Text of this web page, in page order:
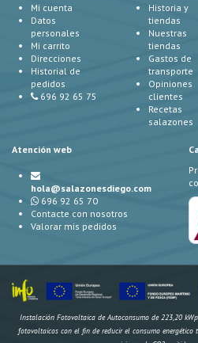
Mi cuenta
Datos
personales
Mi carrito
Direcciones
Historial de
pedidos
696 92 65 75
Historia y
tiendas
Nuestras
tiendas
Gastos de
transporte
Opiniones
clientes
Recetas
salazones
Atención web
hola@salazonesdiego.com
696 92 65 70
Contacte con nosotros
Valorar mis pedidos
Instalación Fotovoltaica de Autoconsumo de 223,20
fotovoltaicos con el fin de reducir el consumo